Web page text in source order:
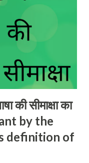
of a person. In
की सीमाक्षा का
by the
definition of